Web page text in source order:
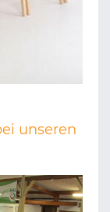
unseren